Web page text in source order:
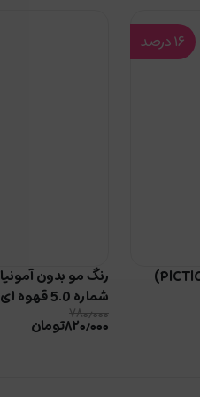
۱۶درصد
رنگ مو بدون آمونیاک پیکشن (PICTION)
شماره 5.0 قهوه ای روشن
۷۸۰٫۰۰۰
۸۲۰٫۰۰۰تومان